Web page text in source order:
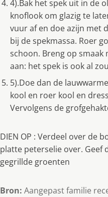
4).Bak het spek uit in de
knoflook om glazig te
vuur af en doe azijn met
bij de spekmassa. Roer
schoon. Breng op
aan: het spek is ook al
5).Doe dan de
kool en roer kool en
Vervolgens de
DIEN OP : Verdeel over de
platte peterselie over. Geef
gegrillde groenten
Bron: Aangepast familie